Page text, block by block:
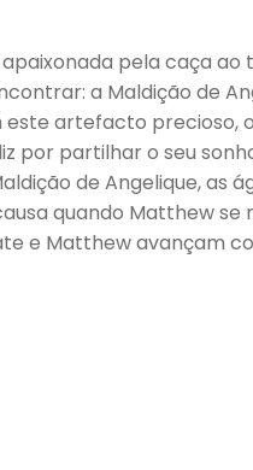
pela caça
a Maldição de
artefacto
por partilhar o seu
de Angelique, as
quando Matthew
e Matthew avançam